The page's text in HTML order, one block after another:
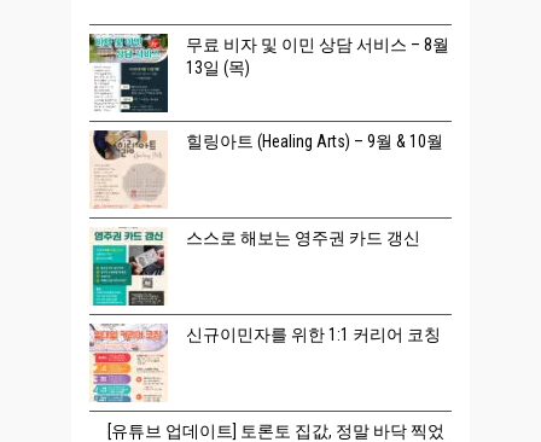
무료 비자 및 이민 상담 서비스 – 8월
13일 (목)
힐링아트 (Healing Arts) – 9월 & 10월
스스로 해보는 영주권 카드 갱신
신규이민자를 위한 1:1 커리어 코칭
[유튜브 업데이트] 토론토 집값, 정말 바닥 찍었